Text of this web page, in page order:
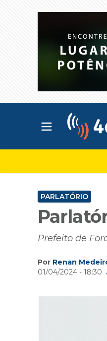
Abrir menu
PARLATÓRIO
Prefeito de
Por Renan
01/04/2024 - 18:30